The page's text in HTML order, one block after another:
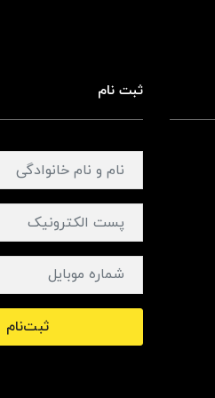
ثبت نام
ثبت‌نام